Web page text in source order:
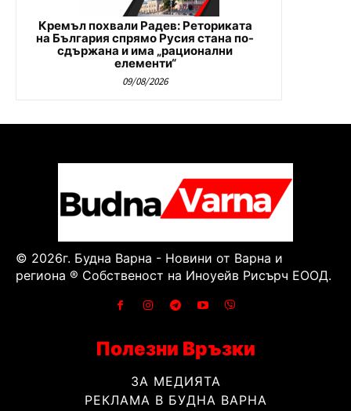
Кремъл похвали Радев: Реториката
на България спрямо Русия стана по-
сдържана и има „рационални
елементи“
09/08/2026
© 2026г. Будна Варна - Новини от Варна и
региона ® Собственост на Иноуейв Рисърч ЕООД.
Полезни Връзки
ЗА МЕДИЯТА
РЕКЛАМА В БУДНА ВАРНА